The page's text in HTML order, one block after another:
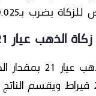
يضرب بـ0.025
الذهب عيار 21؟
تحسب زكاة